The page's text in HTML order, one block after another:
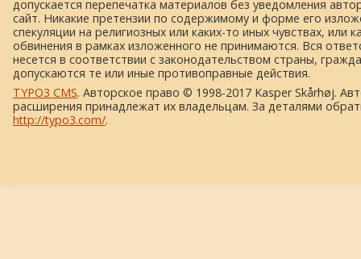
допускается перепечатка материалов без уведомления
сайт. Никакие претензии по содержимому и форме его
спекуляции на религиозных или каких-то иных чувствах, или
обвинения в рамках изложенного не принимаются. Вся
несется в соответствии с законодательством страны,
допускаются те или иные противоправные действия.
TYPO3 CMS. Авторское право © 1998-2017 Kasper Skårhøj.
расширения принадлежат их владельцам. За деталями
http://typo3.com/.